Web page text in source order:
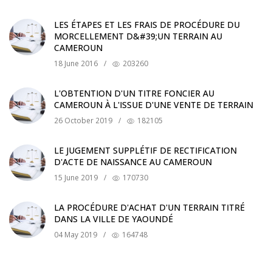
LES ÉTAPES ET LES FRAIS DE PROCÉDURE DU
MORCELLEMENT D&#39;UN TERRAIN AU
CAMEROUN
18 June 2016 / 203260
L'OBTENTION D'UN TITRE FONCIER AU
CAMEROUN À L'ISSUE D'UNE VENTE DE TERRAIN
26 October 2019 / 182105
LE JUGEMENT SUPPLÉTIF DE RECTIFICATION
D'ACTE DE NAISSANCE AU CAMEROUN
15 June 2019 / 170730
LA PROCÉDURE D'ACHAT D'UN TERRAIN TITRÉ
DANS LA VILLE DE YAOUNDÉ
04 May 2019 / 164748